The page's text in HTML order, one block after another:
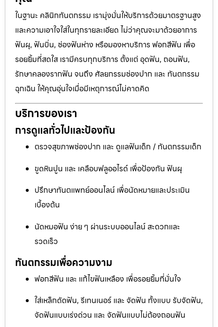
ในฐานะ คลินิกทันตกรรม เรามุ่งมั่นให้บริการด้วยมาตรฐานสูง
และความเอาใจใส่ในทุกรายละเอียด ไม่ว่าคุณจะมาด้วยอาการ
ฟันผุ, ฟันบิ่น, ช่องฟันห่าง หรือมองหาบริการ ฟอกสีฟัน เพื่อ
รอยยิ้มที่สดใส เรามีครบทุกบริการ ตั้งแต่ อุดฟัน, ถอนฟัน,
รักษาคลองรากฟัน จนถึง ศัลยกรรมช่องปาก และ ทันตกรรม
ฉุกเฉิน ให้คุณอุ่นใจเมื่อมีเหตุการณ์ไม่คาดคิด
บริการของเรา
การดูแลทั่วไปและป้องกัน
ตรวจสุขภาพช่องปาก และ ดูแลฟันเด็ก / ทันตกรรมเด็ก
ขูดหินปูน และ เคลือบฟลูออไรด์ เพื่อป้องกัน ฟันผุ
ปรึกษาทันตแพทย์ออนไลน์ เพื่อนัดหมายและประเมิน
เบื้องต้น
นัดหมอฟัน ง่าย ๆ ผ่านระบบออนไลน์ สะดวกและ
รวดเร็ว
ทันตกรรมเพื่อความงาม
ฟอกสีฟัน และ แก้ไขฟันเหลือง เพื่อรอยยิ้มที่มั่นใจ
ใส่เหล็กดัดฟัน, รีเทนเนอร์ และ จัดฟัน ทั้งแบบ รับจัดฟัน,
จัดฟันแบบเร่งด่วน และ จัดฟันแบบไม่ต้องถอนฟัน